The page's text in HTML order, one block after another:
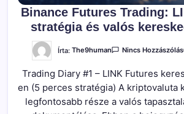
Binance Futures Trading:
stratégia és valós
Írta: The9human Nincs Hozzászólás
Trading Diary #1 – LINK Futures
en (5 perces stratégia) A kriptovaluta
legfontosabb része a valós